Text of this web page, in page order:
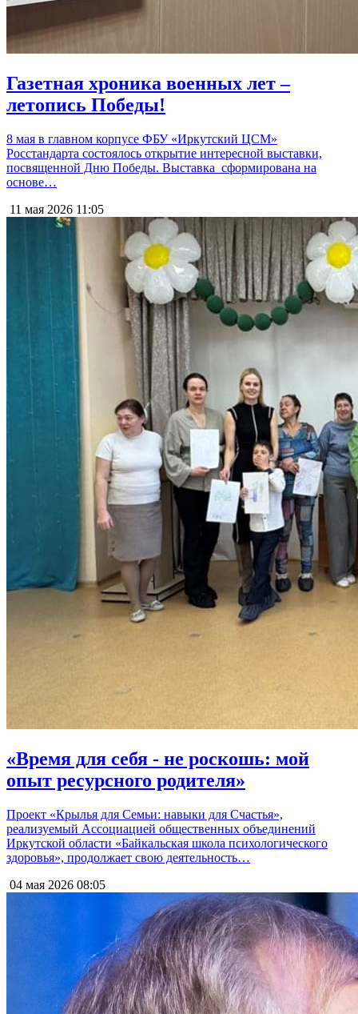
Газетная хроника военных лет –
летопись Победы!
8 мая в главном корпусе ФБУ «Иркутский ЦСМ»
Росстандарта состоялось открытие интересной выставки,
посвященной Дню Победы. Выставка сформирована на
основе…
11 мая 2026 11:05
«Время для себя - не роскошь: мой
опыт ресурсного родителя»
Проект «Крылья для Семьи: навыки для Счастья»,
реализуемый Ассоциацией общественных объединений
Иркутской области «Байкальская школа психологического
здоровья», продолжает свою деятельность…
04 мая 2026 08:05